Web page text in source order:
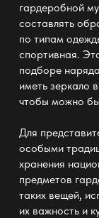
гардеробной
составлять
по типам
спортивная.
подборе
иметь зеркало
чтобы можно
Для
особыми
хранения
предметов
таких вещей,
их важность и